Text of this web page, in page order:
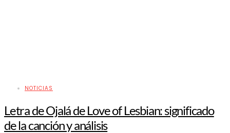
NOTICIAS
Letra de Ojalá de Love of Lesbian: significado
de la canción y análisis